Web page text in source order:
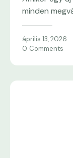
minden
április 13, 2026
0 Comments